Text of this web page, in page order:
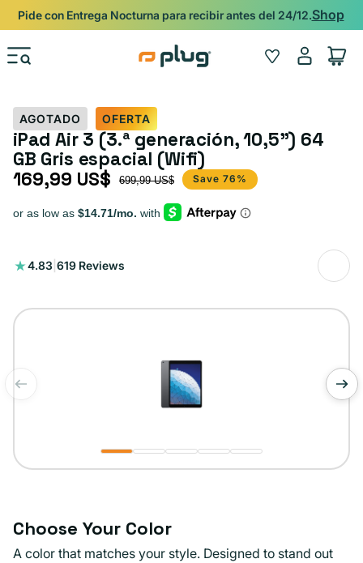
Ir al contenido
Pide con Entrega Nocturna para recibir antes del 24/12.Shop
Wishlist
Iniciar
sesión
Carrito
AGOTADO OFERTA
iPad Air 3 (3.ª generación, 10,5") 64
GB Gris espacial (Wifi)
Precio de oferta
169,99 US$
Precio habitual 699,99 US$ Save 76%
4.83 619 Reviews
619
Choose Your Color
A color that matches your style. Designed to stand out